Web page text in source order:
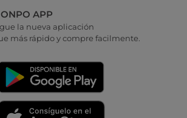
APP
la nueva aplicación
más rápido y compre facilmente.